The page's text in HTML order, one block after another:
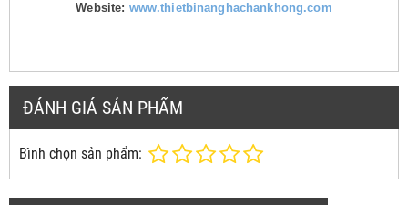
Website: www.thietbinanghachankhong.com
ĐÁNH GIÁ SẢN PHẨM
Bình chọn sản phẩm: